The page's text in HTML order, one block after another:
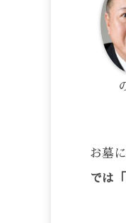
お墓
では